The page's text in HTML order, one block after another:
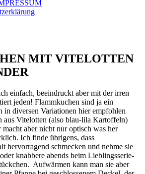
MIT VITELOTTEN
einfach, beeindruckt aber mit der irren
jeden! Flammkuchen sind ja ein
in diversen Variationen hier empfohlen
aus Vitelotten (also blau-lila Kartoffeln)
aber nicht nur optisch was her
Ich finde übrigens, dass
hervorragend schmecken und nehme sie
knabbere abends beim Lieblingsserie-
Aufwärmen kann man sie aber